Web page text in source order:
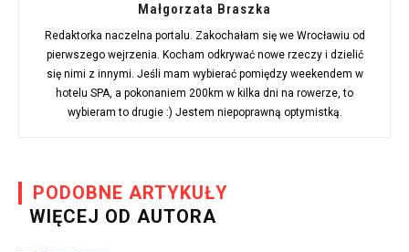
Małgorzata Braszka
Redaktorka naczelna portalu. Zakochałam się we Wrocławiu od
pierwszego wejrzenia. Kocham odkrywać nowe rzeczy i dzielić
się nimi z innymi. Jeśli mam wybierać pomiędzy weekendem w
hotelu SPA, a pokonaniem 200km w kilka dni na rowerze, to
wybieram to drugie :) Jestem niepoprawną optymistką.
PODOBNE ARTYKUŁY
WIĘCEJ OD AUTORA